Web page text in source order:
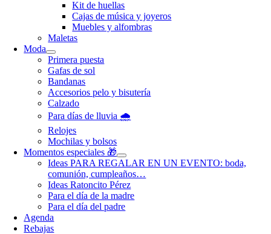
Kit de huellas
Cajas de música y joyeros
Muebles y alfombras
Maletas
Moda
Primera puesta
Gafas de sol
Bandanas
Accesorios pelo y bisutería
Calzado
Para días de lluvia 🌧️
Relojes
Mochilas y bolsos
Momentos especiales 🎁
Ideas PARA REGALAR EN UN EVENTO: boda,
comunión, cumpleaños…
Ideas Ratoncito Pérez
Para el día de la madre
Para el día del padre
Agenda
Rebajas